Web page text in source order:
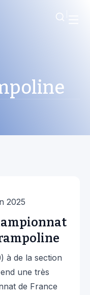
2025
à de la section
une très
de France